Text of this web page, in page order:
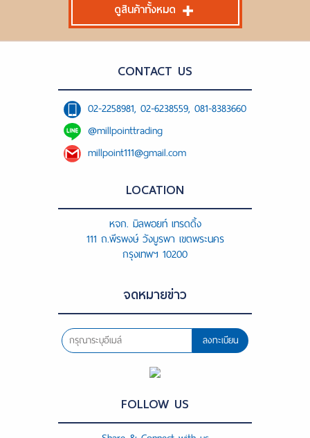
ดูสินค้าทั้งหมด
CONTACT US
02-2258981, 02-6238559, 081-8383660
@millpointtrading
millpoint111@gmail.com
LOCATION
หจก. มิลพอยท์ เทรดดิ้ง
111 ถ.พีรพงษ์ วังบูรพา เขตพระนคร
กรุงเทพฯ 10200
จดหมายข่าว
ลงทะเบียน
FOLLOW US